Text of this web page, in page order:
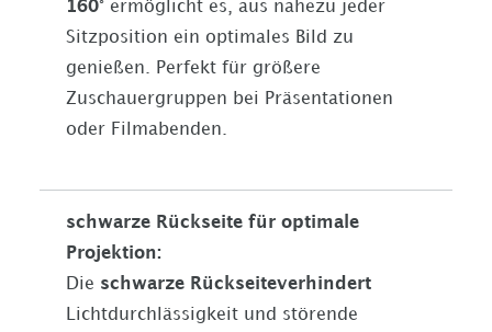
160° ermöglicht es, aus nahezu jeder
Sitzposition ein optimales Bild zu
genießen. Perfekt für größere
Zuschauergruppen bei Präsentationen
oder Filmabenden.
schwarze Rückseite für optimale
Projektion:
Die schwarze Rückseiteverhindert
Lichtdurchlässigkeit und störende